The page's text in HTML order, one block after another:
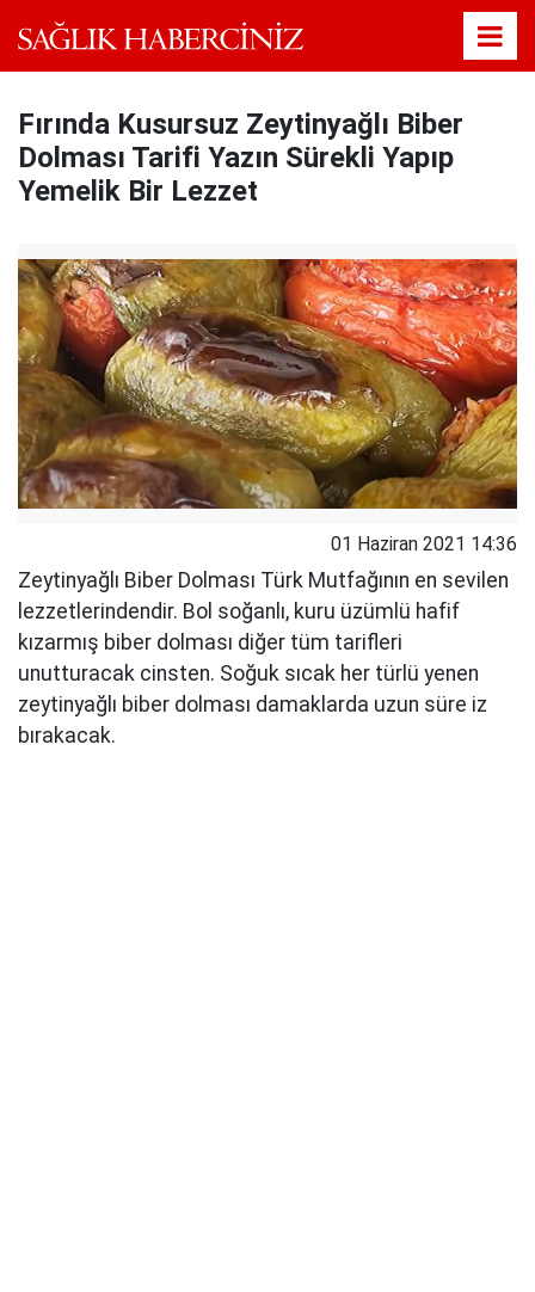
Fırında Kusursuz Zeytinyağlı Biber
Dolması Tarifi Yazın Sürekli Yapıp
Yemelik Bir Lezzet
01 Haziran 2021 14:36
Zeytinyağlı Biber Dolması Türk Mutfağının en sevilen
lezzetlerindendir. Bol soğanlı, kuru üzümlü hafif
kızarmış biber dolması diğer tüm tarifleri
unutturacak cinsten. Soğuk sıcak her türlü yenen
zeytinyağlı biber dolması damaklarda uzun süre iz
bırakacak.